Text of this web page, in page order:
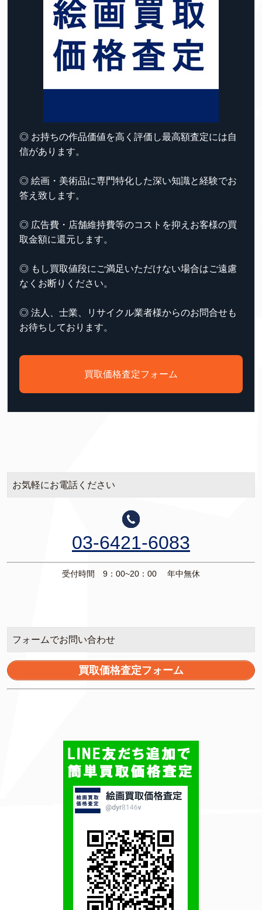
◎ お持ちの作品価値を高く評価し最高額査定には自
信があります。
◎ 絵画・美術品に専門特化した深い知識と経験でお
答え致します。
◎ 広告費・店舗維持費等のコストを抑えお客様の買
取金額に還元します。
◎ もし買取値段にご満足いただけない場合はご遠慮
なくお断りください。
◎ 法人、士業、リサイクル業者様からのお問合せも
お待ちしております。
買取価格査定フォーム
お気軽にお電話ください
03-6421-6083
受付時間 9：00~20：00 年中無休
フォームでお問い合わせ
買取価格査定フォーム